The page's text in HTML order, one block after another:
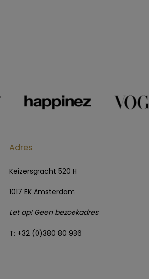
Adres
Keizersgracht 520 H
1017 EK Amsterdam
Let op! Geen bezoekadres
T: +32 (0)380 80 986